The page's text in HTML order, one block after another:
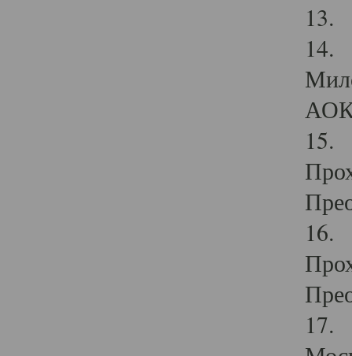
13.
14.
15.
16.
17.